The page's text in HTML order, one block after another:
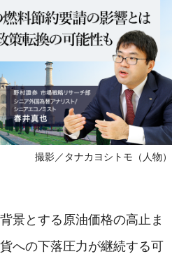
撮影／タナカヨシトモ（人物）
景とする原油価格の高止ま
への下落圧力が継続する可